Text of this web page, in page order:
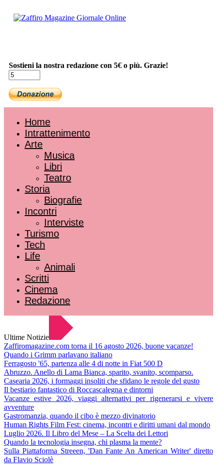
Sostieni la nostra redazione con 5€ o più. Grazie!
Home
Intrattenimento
Arte
Musica
Libri
Teatro
Storia
Biografie
Incontri
Interviste
Turismo
Tech
Life
Animali
Scritti
Cinema
Redazione
Ultime Notizie
Zaffiromagazine.com torna il 16 agosto 2026, buone vacanze!
Quando i Grimm parlavano italiano
Ferragosto '65, partenza alle 4 di notte in Fiat 500 D
Abruzzo. Anello di Lama Bianca, sparito, svanito, scomparso.
Casearia 2026, i formaggi insoliti che sfidano le regole del gusto
Il bestiario fantastico di Roccascalegna e dintorni
Vacanze estive 2026, viaggi alternativi per rigenerarsi e vivere
avventure
Gastromanzia, quando il cibo è mezzo divinatorio
Human Rights Film Fest: cinema, incontri e diritti umani dal mondo
Luglio 2026. Il Libro del Mese – La Scelta dei Lettori
Quando la tecnologia insegna, chi plasma la mente?
Sulla Piattaforma Streeen, 'Dan Fante An American Writer' diretto
da Flavio Sciolè